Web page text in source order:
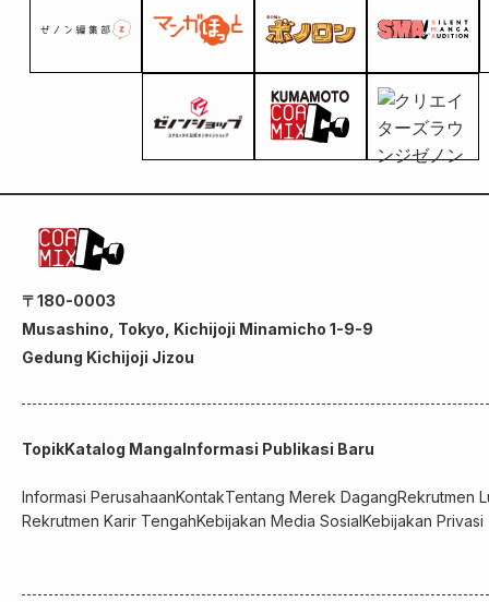
〒180-0003
Musashino, Tokyo, Kichijoji Minamicho 1-9-9
Gedung Kichijoji Jizou
TopikKatalog MangaInformasi Publikasi Baru
Informasi PerusahaanKontakTentang Merek DagangRekrutmen
Rekrutmen Karir TengahKebijakan Media SosialKebijakan Privasi